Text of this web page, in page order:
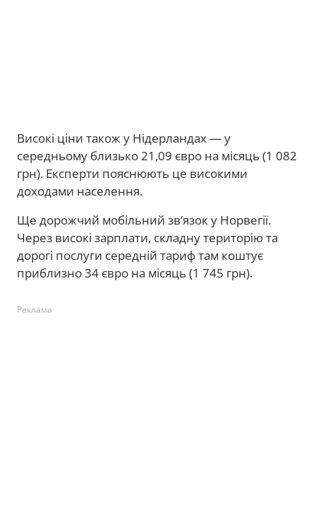
Високі ціни також у Нідерландах — у
середньому близько 21,09 євро на місяць (1 082
грн). Експерти пояснюють це високими
доходами населення.
Ще дорожчий мобільний зв’язок у Норвегії.
Через високі зарплати, складну територію та
дорогі послуги середній тариф там коштує
приблизно 34 євро на місяць (1 745 грн).
Реклама